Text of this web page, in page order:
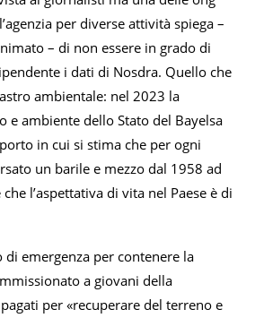
per diverse attività spiega –
– di non essere in grado di
i dati di Nosdra. Quello che
ambientale: nel 2023 la
e ambiente dello Stato del Bayelsa
in cui si stima che per ogni
un barile e mezzo dal 1958 ad
l’aspettativa di vita nel Paese è di
di emergenza per contenere la
a giovani della
per «recuperare del terreno e